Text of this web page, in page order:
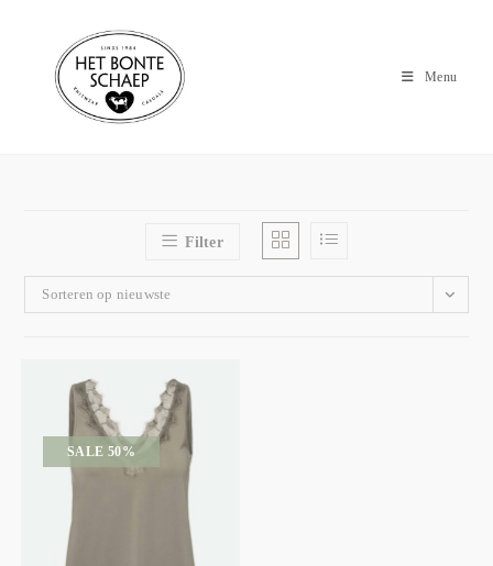
Menu
Filter
Sorteren op nieuwste
SALE 50%